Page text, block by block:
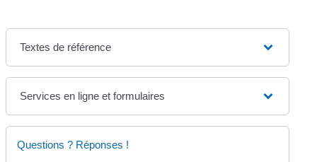
Textes de référence
Services en ligne et formulaires
Questions ? Réponses !